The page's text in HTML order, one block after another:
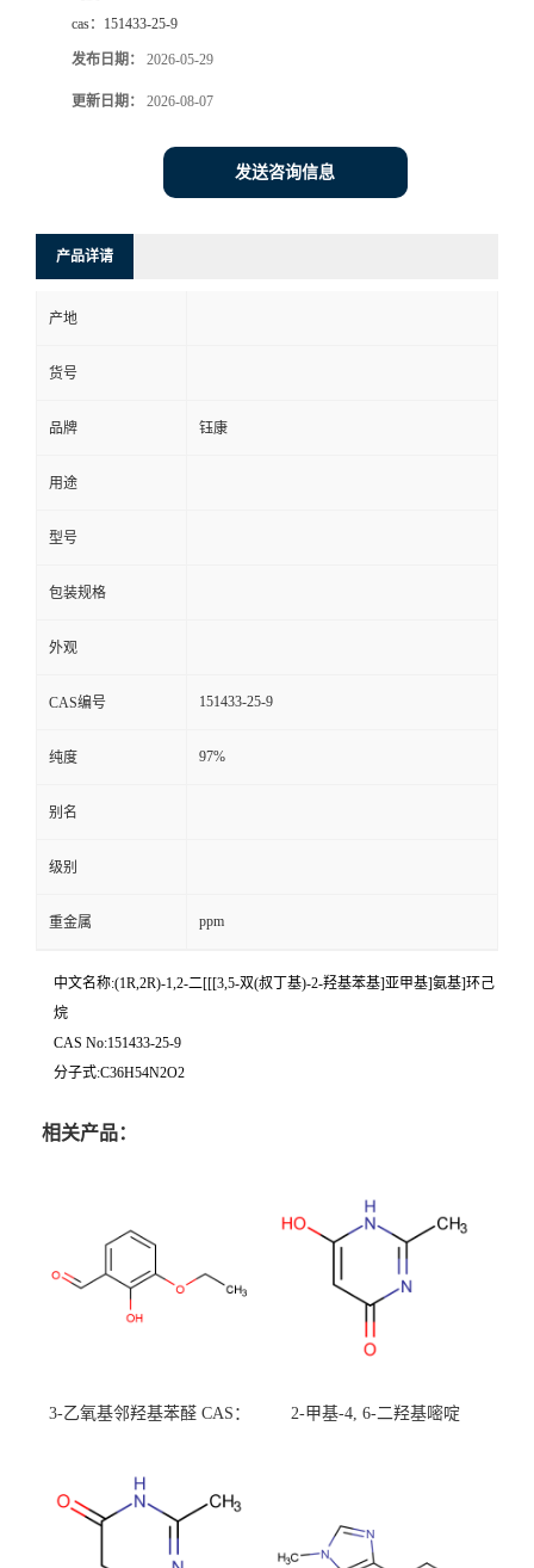
cas： 151433-25-9
发布日期： 2026-05-29
更新日期： 2026-08-07
发送咨询信息
产品详请
产地
货号
品牌 钰康
用途
型号
包装规格
外观
CAS编号 151433-25-9
纯度 97%
别名
级别
重金属 ppm
中文名称:(1R,2R)-1,2-二[[[3,5-双(叔丁基)-2-羟基苯基]亚甲基]氨基]环己
烷
CAS No:151433-25-9
分子式:C36H54N2O2
相关产品：
3-乙氧基邻羟基苯醛 CAS：
校可先用后付
2-甲基-4, 6-二羟基嘧啶